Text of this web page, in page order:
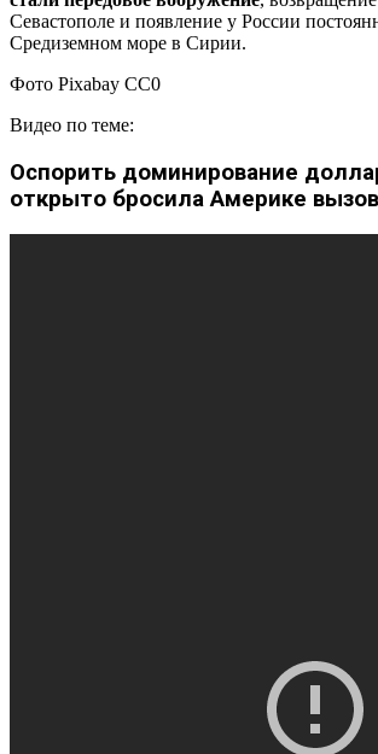
Севастополе и появление у России
Средиземном море в Сирии.
Фото Pixabay CC0
Видео по теме:
Оспорить доминирование
открыто бросила Америке вызов